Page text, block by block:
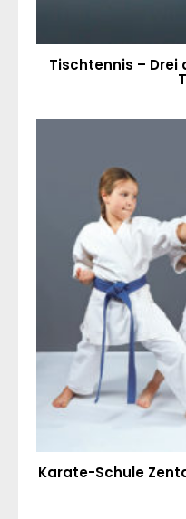
Tischtennis – Drei
Karate-Schule